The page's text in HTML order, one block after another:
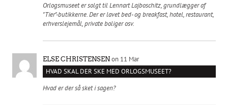
Orlogsmuseet er solgt til Lennart Lajboschitz, grundlægger af
"Tier"-butikkerne. Der er lavet bed- og breakfast, hotel, restaurant,
erhverslejemål, private boliger osv.
ELSE CHRISTENSEN on 11 Mar
HVAD SKAL DER SKE MED ORLOGSMUSEET?
Hvad er der så sket i sagen?